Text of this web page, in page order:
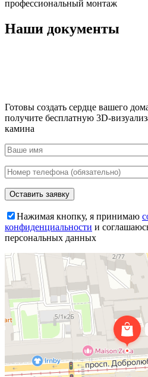
профессиональный монтаж
Наши документы
Готовы создать сердце вашего
получите бесплатную 3D-
камина
Нажимая кнопку, я принимаю
конфиденциальности и
персональных данных